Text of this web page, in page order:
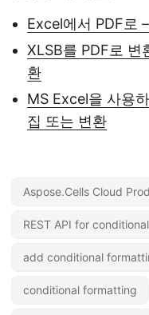
Excel에서 PDF로
XLSB를 PDF로 변
환
MS Excel을 사용
집 또는 변환
Aspose.Cells Cloud
REST API for
add conditional
conditional formatting